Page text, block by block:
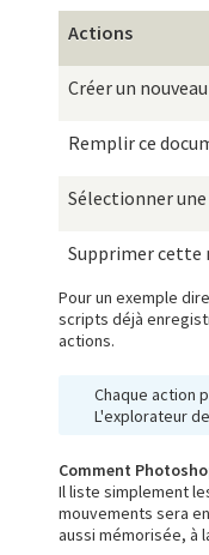
Actions
Créer un
Remplir ce
Sélectionner
Supprimer cette
Pour un exemple
scripts déjà
actions.
Chaque action
L'explorateur
Comment
Il liste simplement
mouvements sera
aussi mémorisée, à